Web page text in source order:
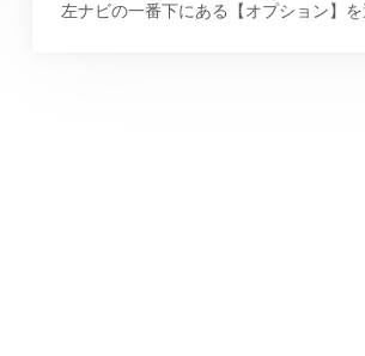
左ナビの一番下にある【オプション】を